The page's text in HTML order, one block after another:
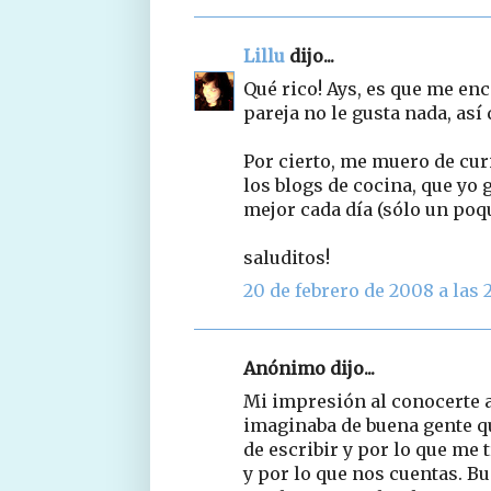
Lillu dijo...
Qué rico! Ays, es que me
pareja no le gusta nada, así
Por cierto, me muero de
los blogs de cocina, que
mejor cada día (sólo un
saluditos!
20 de febrero de 2008 a las
Anónimo dijo...
Mi impresión al conocerte
imaginaba de buena gente
de escribir y por lo que
y por lo que nos cuentas.